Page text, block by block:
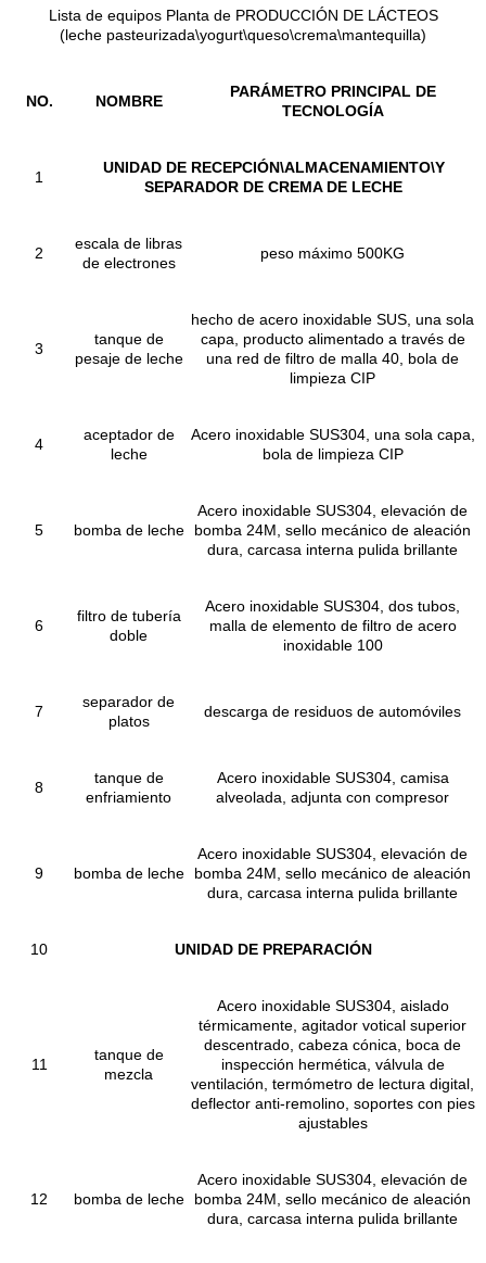
Lista de equipos Planta de PRODUCCIÓN DE LÁCTEOS
(leche pasteurizada\yogurt\queso\crema\mantequilla)
NO. NOMBRE
PARÁMETRO PRINCIPAL DE
TECNOLOGÍA
1
UNIDAD DE RECEPCIÓN\ALMACENAMIENTO\Y
SEPARADOR DE CREMA DE LECHE
2
escala de libras
de electrones
peso máximo 500KG
3
tanque de
pesaje de leche
hecho de acero inoxidable SUS, una sola
capa, producto alimentado a través de
una red de filtro de malla 40, bola de
limpieza CIP
4
aceptador de
leche
Acero inoxidable SUS304, una sola capa,
bola de limpieza CIP
5 bomba de leche
Acero inoxidable SUS304, elevación de
bomba 24M, sello mecánico de aleación
dura, carcasa interna pulida brillante
6
filtro de tubería
doble
Acero inoxidable SUS304, dos tubos,
malla de elemento de filtro de acero
inoxidable 100
7
separador de
platos
descarga de residuos de automóviles
8
tanque de
enfriamiento
Acero inoxidable SUS304, camisa
alveolada, adjunta con compresor
9 bomba de leche
Acero inoxidable SUS304, elevación de
bomba 24M, sello mecánico de aleación
dura, carcasa interna pulida brillante
10 UNIDAD DE PREPARACIÓN
11
tanque de
mezcla
Acero inoxidable SUS304, aislado
térmicamente, agitador votical superior
descentrado, cabeza cónica, boca de
inspección hermética, válvula de
ventilación, termómetro de lectura digital,
deflector anti-remolino, soportes con pies
ajustables
12 bomba de leche
Acero inoxidable SUS304, elevación de
bomba 24M, sello mecánico de aleación
dura, carcasa interna pulida brillante